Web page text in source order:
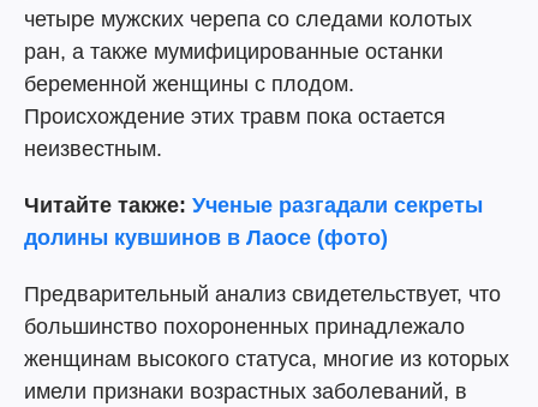
четыре мужских черепа со следами колотых
ран, а также мумифицированные останки
беременной женщины с плодом.
Происхождение этих травм пока остается
неизвестным.
Читайте также: Ученые разгадали секреты
долины кувшинов в Лаосе (фото)
Предварительный анализ свидетельствует, что
большинство похороненных принадлежало
женщинам высокого статуса, многие из которых
имели признаки возрастных заболеваний, в